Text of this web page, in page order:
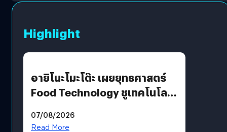
Highlight
อายิโนะโมะโต๊ะ เผยยุทธศาสตร์
Food Technology ชูเทคโนโลยี
บริโภคและ B2B
07/08/2026
Read More